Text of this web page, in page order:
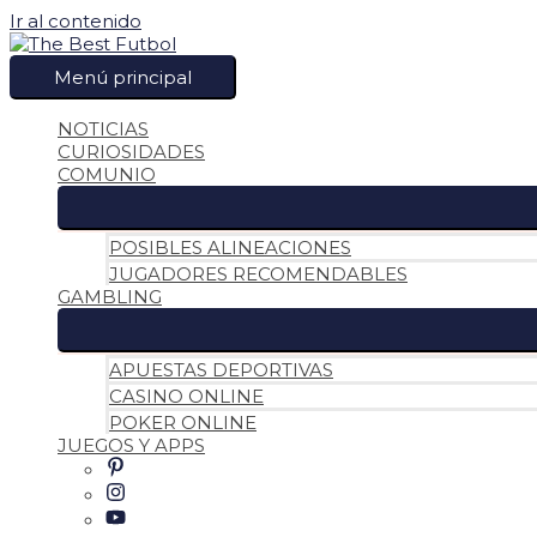
Ir al contenido
Menú principal
NOTICIAS
CURIOSIDADES
COMUNIO
POSIBLES ALINEACIONES
JUGADORES RECOMENDABLES
GAMBLING
APUESTAS DEPORTIVAS
CASINO ONLINE
POKER ONLINE
JUEGOS Y APPS